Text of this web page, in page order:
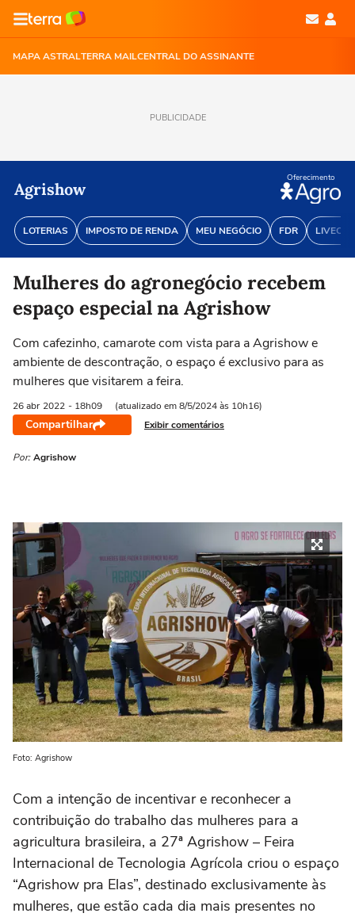
MAPA ASTRALTERRA MAILCENTRAL DO ASSINANTE
PUBLICIDADE
Agrishow
LOTERIAS IMPOSTO DE RENDA MEU NEGÓCIO FDR
Oferecimento
Mulheres do agronegócio recebem
espaço especial na Agrishow
Com cafezinho, camarote com vista para a Agrishow e
ambiente de descontração, o espaço é exclusivo para as
mulheres que visitarem a feira.
26 abr 2022 - 18h09 (atualizado em 8/5/2024 às 10h16)
Compartilhar Exibir comentários
Por: Agrishow
Foto: Agrishow
Com a intenção de incentivar e reconhecer a
contribuição do trabalho das mulheres para a
agricultura brasileira, a 27ª Agrishow – Feira
Internacional de Tecnologia Agrícola criou o espaço
“Agrishow pra Elas”, destinado exclusivamente às
mulheres, que estão cada dia mais presentes no